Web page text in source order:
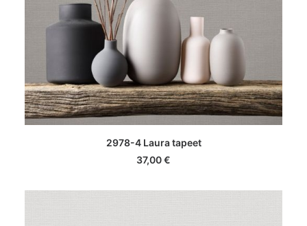
LISA KORVI
2978-4 Laura tapeet
37,00€